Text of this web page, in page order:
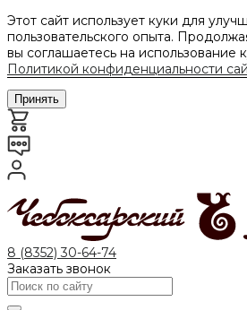
Этот сайт использует куки для
пользовательского опыта.
вы соглашаетесь на использование
Политикой конфиденциальности
Принять
8 (8352) 30-64-74
Заказать звонок